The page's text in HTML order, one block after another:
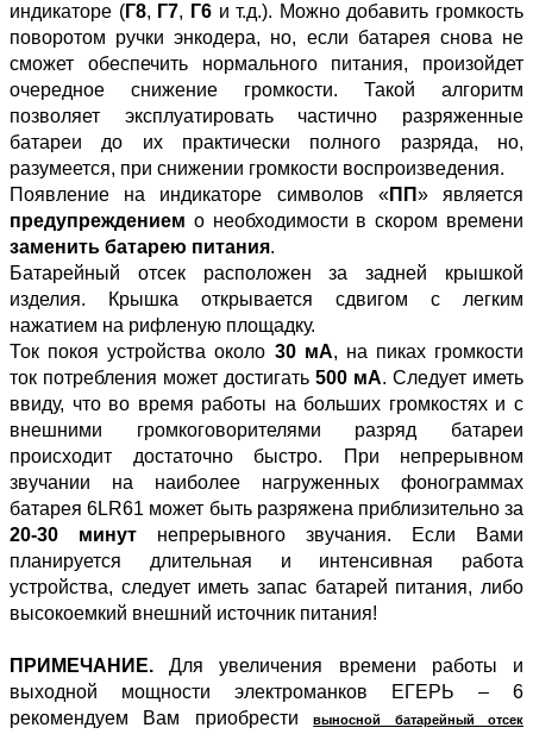
индикаторе (Г8, Г7, Г6и т.д.). Можно добавить громкость
поворотом ручки энкодера, но, если батарея снова не
сможет обеспечить нормального питания, произойдет
очередное снижение громкости. Такой алгоритм
позволяет эксплуатировать частично разряженные
батареи до их практически полного разряда, но,
разумеется, при снижении громкости воспроизведения.
Появление на индикаторе символов «ПП» является
предупреждением о необходимости в скором времени
заменить батарею питания.
Батарейный отсек расположен за задней крышкой
изделия. Крышка открывается сдвигом с легким
нажатием на рифленую площадку.
Ток покоя устройства около 30 мА, на пиках громкости
ток потребления может достигать 500 мА. Следует иметь
ввиду, что во время работы на больших громкостях и с
внешними громкоговорителями разряд батареи
происходит достаточно быстро. При непрерывном
звучании на наиболее нагруженных фонограммах
батарея 6LR61 может быть разряжена приблизительно за
20-30 минут непрерывного звучания. Если Вами
планируется длительная и интенсивная работа
устройства, следует иметь запас батарей питания, либо
высокоемкий внешний источник питания!
ПРИМЕЧАНИЕ. Для увеличения времени работы и
выходной мощности электроманков ЕГЕРЬ – 6
рекомендуем Вам приобрестивыносной батарейный отсек